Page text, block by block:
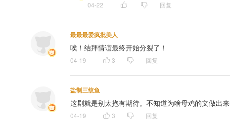
04-22 回复
最最最爱疯批美人
唉！结拜情谊最终开始分裂了！
04-19 3 回复
盐制三纹鱼
这剧就是别太抱有期待。不知道为啥母鸡的文做出
04-19 3 回复